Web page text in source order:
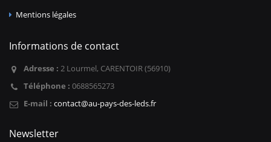
Mentions légales
Informations de contact
Adresse : 2 Lourmel, CARENTOIR (56910)
Téléphone : 0688565273
E-mail : contact@au-pays-des-leds.fr
Newsletter